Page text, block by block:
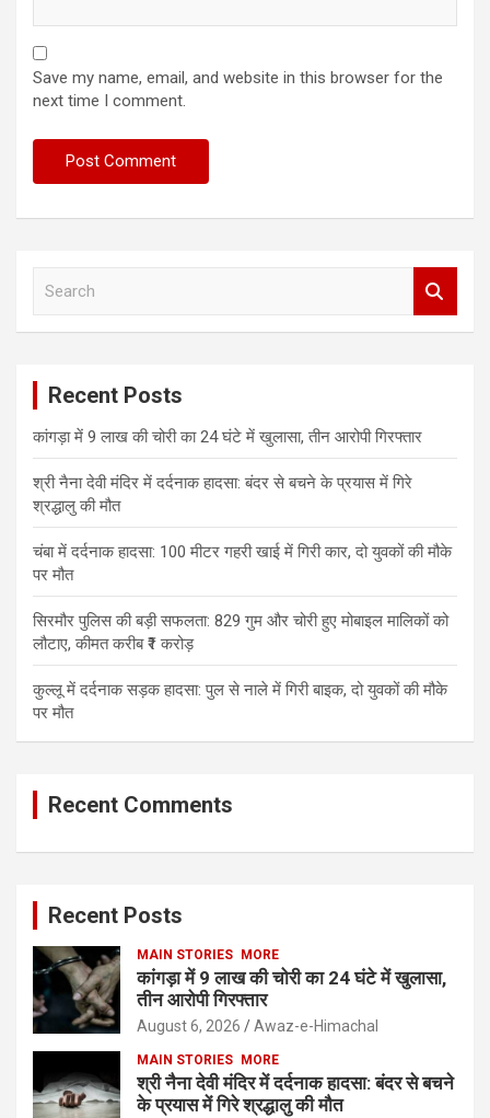
Save my name, email, and website in this browser for the
next time I comment.
Recent Posts
कांगड़ा में 9 लाख की चोरी का 24 घंटे में खुलासा, तीन आरोपी गिरफ्तार
श्री नैना देवी मंदिर में दर्दनाक हादसा: बंदर से बचने के प्रयास में गिरे
श्रद्धालु की मौत
चंबा में दर्दनाक हादसा: 100 मीटर गहरी खाई में गिरी कार, दो युवकों की मौके
पर मौत
सिरमौर पुलिस की बड़ी सफलता: 829 गुम और चोरी हुए मोबाइल मालिकों को
लौटाए, कीमत करीब ₹1 करोड़
कुल्लू में दर्दनाक सड़क हादसा: पुल से नाले में गिरी बाइक, दो युवकों की मौके
पर मौत
Recent Comments
Recent Posts
MAIN STORIES MORE
कांगड़ा में 9 लाख की चोरी का 24 घंटे में खुलासा,
तीन आरोपी गिरफ्तार
August 6, 2026 Awaz-e-Himachal
MAIN STORIES MORE
श्री नैना देवी मंदिर में दर्दनाक हादसा: बंदर से बचने
के प्रयास में गिरे श्रद्धालु की मौत